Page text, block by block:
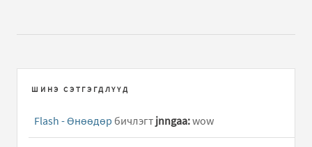
ШИНЭ СЭТГЭГДЛҮҮД
Flash - Өнөөдөр бичлэгт jnngaa:wow